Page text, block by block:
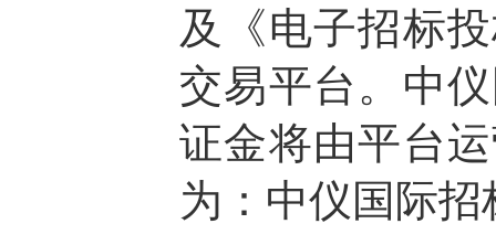
及《电子招标
交易平台。中
证金将由平台
为：中仪国际